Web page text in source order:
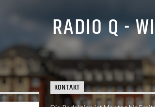
RADIO Q -
KONTAKT